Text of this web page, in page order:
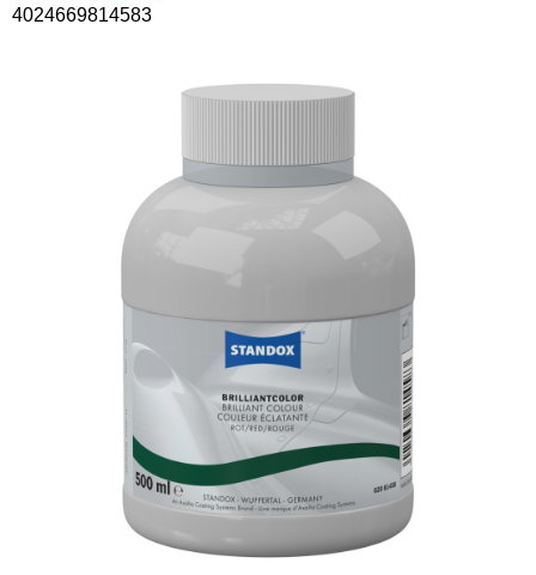
4024669814583